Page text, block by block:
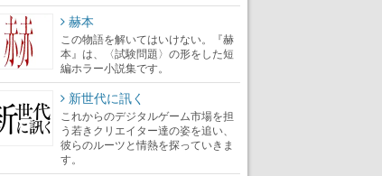
赫本
この物語を解いてはいけない。『赫
本』は、〈試験問題〉の形をした短
編ホラー小説集です。
新世代に訊く
これからのデジタルゲーム市場を担
う若きクリエイター達の姿を追い、
彼らのルーツと情熱を探っていきま
す。